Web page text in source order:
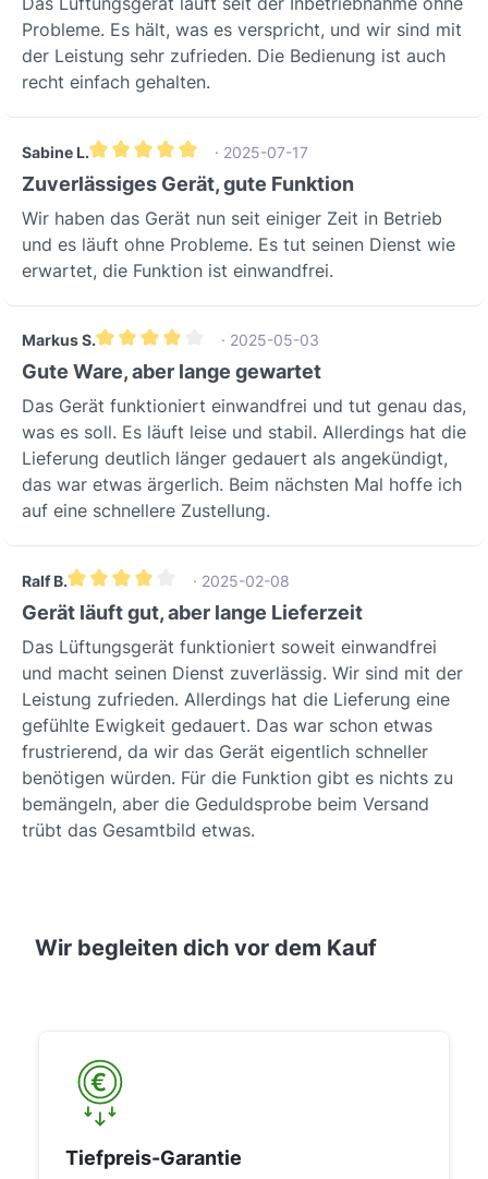
Probleme. Es hält, was es verspricht, und wir sind mit
der Leistung sehr zufrieden. Die Bedienung ist auch
recht einfach gehalten.
Sabine L.
Durchschnittliche Bewertung von 5 von 5 Sternen
· 2025-07-17
Zuverlässiges Gerät, gute Funktion
Wir haben das Gerät nun seit einiger Zeit in Betrieb
und es läuft ohne Probleme. Es tut seinen Dienst wie
erwartet, die Funktion ist einwandfrei.
Markus S.
Durchschnittliche Bewertung von 4 von 5 Sternen
· 2025-05-03
Gute Ware, aber lange gewartet
Das Gerät funktioniert einwandfrei und tut genau das,
was es soll. Es läuft leise und stabil. Allerdings hat die
Lieferung deutlich länger gedauert als angekündigt,
das war etwas ärgerlich. Beim nächsten Mal hoffe ich
auf eine schnellere Zustellung.
Ralf B.
Durchschnittliche Bewertung von 4 von 5 Sternen
· 2025-02-08
Gerät läuft gut, aber lange Lieferzeit
Das Lüftungsgerät funktioniert soweit einwandfrei
und macht seinen Dienst zuverlässig. Wir sind mit der
Leistung zufrieden. Allerdings hat die Lieferung eine
gefühlte Ewigkeit gedauert. Das war schon etwas
frustrierend, da wir das Gerät eigentlich schneller
benötigen würden. Für die Funktion gibt es nichts zu
bemängeln, aber die Geduldsprobe beim Versand
trübt das Gesamtbild etwas.
Wir begleiten dich vor dem Kauf
Tiefpreis-Garantie